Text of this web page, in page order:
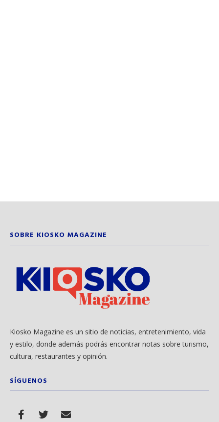
SOBRE KIOSKO MAGAZINE
Kiosko Magazine es un sitio de noticias, entretenimiento, vida
y estilo, donde además podrás encontrar notas sobre turismo,
cultura, restaurantes y opinión.
SÍGUENOS